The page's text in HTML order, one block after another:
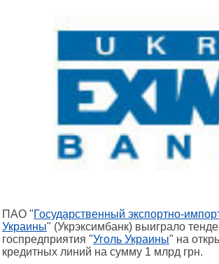
ПАО "Государственный экспортно-
Украины" (Укрэксимбанк) выиграло
госпредприятия "Уголь Украины" на
кредитных линий на сумму 1 млрд грн.